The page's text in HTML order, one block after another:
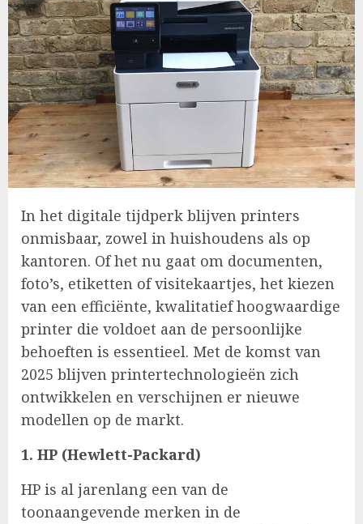
In het digitale tijdperk blijven printers
onmisbaar, zowel in huishoudens als op
kantoren. Of het nu gaat om documenten,
foto’s, etiketten of visitekaartjes, het kiezen
van een efficiënte, kwalitatief hoogwaardige
printer die voldoet aan de persoonlijke
behoeften is essentieel. Met de komst van
2025 blijven printertechnologieën zich
ontwikkelen en verschijnen er nieuwe
modellen op de markt.
1. HP (Hewlett-Packard)
HP is al jarenlang een van de
toonaangevende merken in de